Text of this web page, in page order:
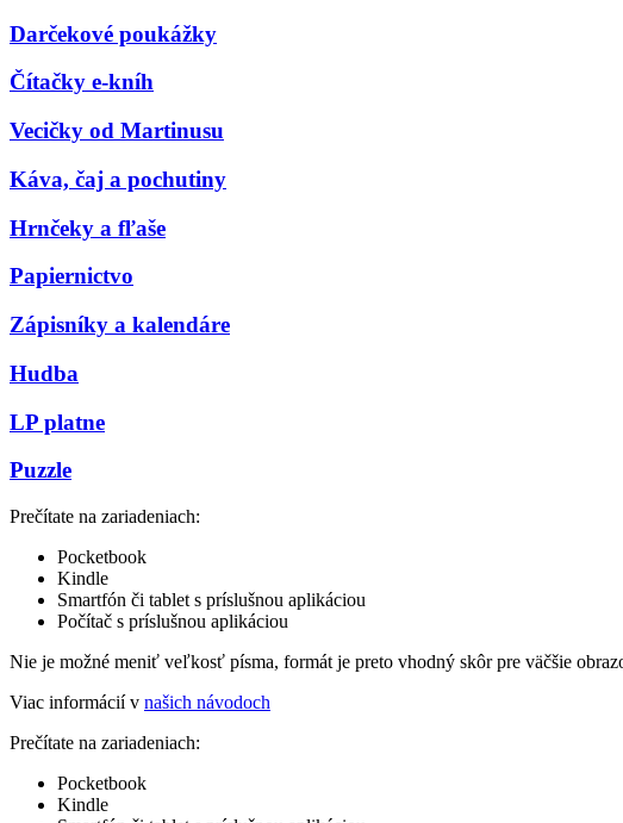
Darčekové poukážky
Čítačky e-kníh
Vecičky od Martinusu
Káva, čaj a pochutiny
Hrnčeky a fľaše
Papiernictvo
Zápisníky a kalendáre
Hudba
LP platne
Puzzle
Prečítate na zariadeniach:
Pocketbook
Kindle
Smartfón či tablet s príslušnou aplikáciou
Počítač s príslušnou aplikáciou
Nie je možné meniť veľkosť písma, formát je preto vhodný skôr pre väčšie
Viac informácií v našich návodoch
Prečítate na zariadeniach:
Pocketbook
Kindle